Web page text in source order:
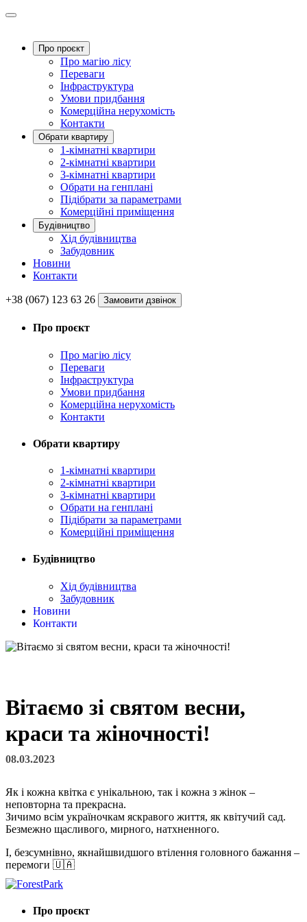
Про проєкт
Про магію ліcу
Переваги
Інфраструктура
Умови придбання
Комерційна нерухомість
Контакти
Обрати квартиру
1-кімнатні квартири
2-кімнатні квартири
3-кімнатні квартири
Обрати на генплані
Підібрати за параметрами
Комерційні приміщення
Будівництво
Хід будівництва
Забудовник
Новини
Контакти
+38 (067) 123 63 26 Замовити дзвінок
Про проєкт
Про магію ліcу
Переваги
Інфраструктура
Умови придбання
Комерційна нерухомість
Контакти
Обрати квартиру
1-кімнатні квартири
2-кімнатні квартири
3-кімнатні квартири
Обрати на генплані
Підібрати за параметрами
Комерційні приміщення
Будівництво
Хід будівництва
Забудовник
Новини
Контакти
Вітаємо зі святом весни,
краси та жіночності!
08.03.2023
Як і кожна квітка є унікальною, так і кожна з жінок –
неповторна та прекрасна.
Зичимо всім україночкам яскравого життя, як квітучий сад.
Безмежно щасливого, мирного, натхненного.
І, безсумнівно, якнайшвидшого втілення головного бажання –
перемоги 🇺🇦
Про проєкт